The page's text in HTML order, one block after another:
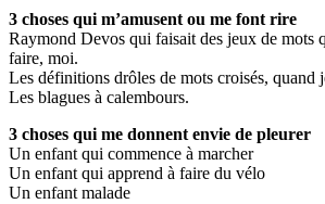
3 choses qui m’amusent ou me font rire
Raymond Devos qui faisait des jeux de mots
faire, moi.
Les définitions drôles de mots croisés, quand
Les blagues à calembours.
3 choses qui me donnent envie de pleurer
Un enfant qui commence à marcher
Un enfant qui apprend à faire du vélo
Un enfant malade